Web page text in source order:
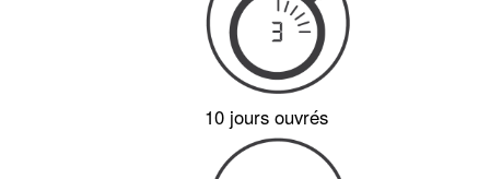
10 jours ouvrés